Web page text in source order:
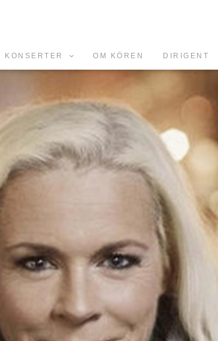
KONSERTER OM KÖREN DIRIGENT